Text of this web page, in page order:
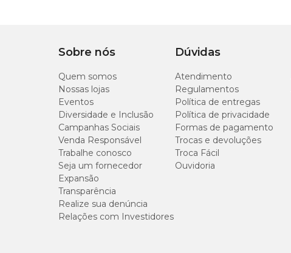
Com som Não
Sobre nós
Quem somos
Nossas lojas
Eventos
Diversidade e Inclusão
Campanhas Sociais
Venda Responsável
Trabalhe conosco
Seja um fornecedor
Expansão
Transparência
Realize sua denúncia
Relações com Investidores
Dúvidas
Atendimento
Regulamentos
Política de entregas
Política de privacidade
Formas de pagamento
Trocas e devoluções
Troca Fácil
Ouvidoria